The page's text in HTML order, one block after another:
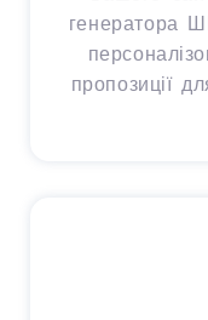
генератора
пропозиції